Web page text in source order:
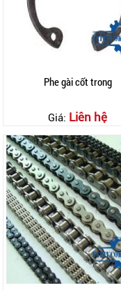
Phe gài cốt trong
Giá: Liên hệ